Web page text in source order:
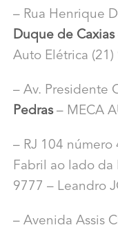
– Rua Henrique
Duque de Caxias
Auto Elétrica
– Av. Presidente
Pedras– MECA
– RJ 104 número
Fabril ao lado da
9777 – Leandro
– Avenida Assis